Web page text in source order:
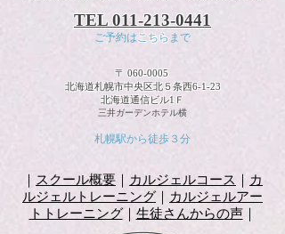
TEL011-213-0441
ご予約はこちら まで
〒060-0005
北海道札幌市中央区北５条西6-1-23
北海道通信ビル1Ｆ
三井ガーデンホテル横
札幌駅から徒歩３分
｜ スクール概要 ｜ カルジェルコース ｜ カ
ルジェルトレーニング ｜ カルジェルアー
トトレーニング｜ 生徒さんからの声｜